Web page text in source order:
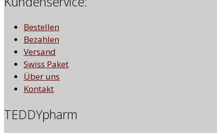
Bestellen
Bezahlen
Versand
Swiss Paket
Über uns
Kontakt
TEDDYpharm